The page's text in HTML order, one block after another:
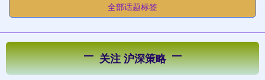
全部话题标签
关注 沪深策略